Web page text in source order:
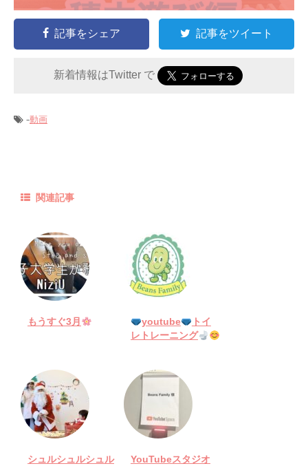
記事をシェア 記事をツイート
新着情報はTwitter で
-動画
関連記事
もうすぐ3月 youtube
トイ
レトレーニング
シュルシュルシュル
YouTubeスタジオ